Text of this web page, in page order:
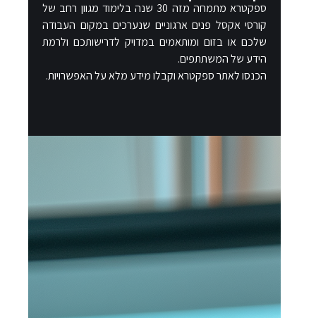
ספקטרא מתמחה מזה 30 שנה בלימוד מגוון רחב של
קורסי אקסל פנים ארגוניים שנערכים במקום העבודה
שלכם או בזום ומותאמים במדויק לדרישותכם ולרמת
הידע של המשתתפים.
הכנסו לאתר ספקטרא וקבלו מידע מלא על האפשרויות.